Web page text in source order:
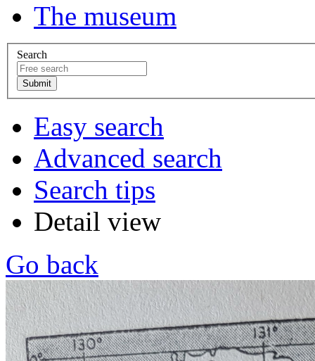
The museum
Search
Easy search
Advanced search
Search tips
Detail view
Go back